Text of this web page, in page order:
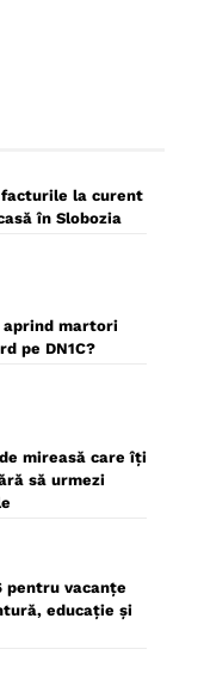
la curent
în Slobozia
aprind martori
pe DN1C?
mireasă care îți
să urmezi
pentru vacanțe
educație și